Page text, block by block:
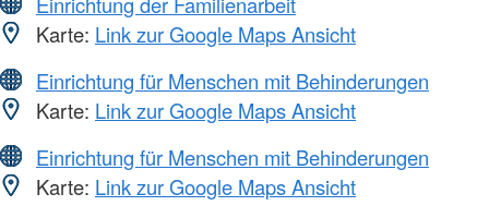
Karte: Link zur Google Maps Ansicht
Einrichtung für Menschen mit Behinderungen
Karte: Link zur Google Maps Ansicht
Einrichtung für Menschen mit Behinderungen
Karte: Link zur Google Maps Ansicht